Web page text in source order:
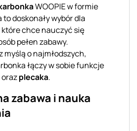
WOOPIE w formie
doskonały wybór dla
które chce nauczyć się
pełen zabawy.
myślą o najmłodszych,
łączy w sobie funkcje
orazplecaka.
zabawa i nauka